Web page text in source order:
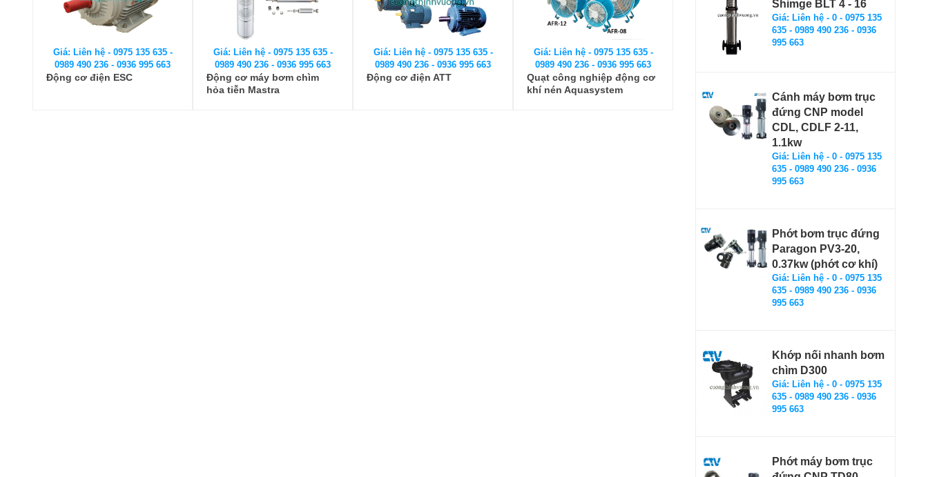
Giá: Liên hệ - 0975 135 635 -
0989 490 236 - 0936 995 663
Động cơ điện ESC
Giá: Liên hệ - 0975 135 635 -
0989 490 236 - 0936 995 663
Động cơ máy bơm chìm
hỏa tiễn Mastra
Giá: Liên hệ - 0975 135 635 -
0989 490 236 - 0936 995 663
Động cơ điện ATT
Giá: Liên hệ - 0975 135 635 -
0989 490 236 - 0936 995 663
Quạt công nghiệp động cơ
khí nén Aquasystem
Shimge BLT 4 - 16
Giá: Liên hệ - 0 - 0975 135
635 - 0989 490 236 - 0936
995 663
Cánh máy bơm trục
đứng CNP model
CDL, CDLF 2-11,
1.1kw
Giá: Liên hệ - 0 - 0975 135
635 - 0989 490 236 - 0936
995 663
Phớt bơm trục đứng
Paragon PV3-20,
0.37kw (phớt cơ khí)
Giá: Liên hệ - 0 - 0975 135
635 - 0989 490 236 - 0936
995 663
Khớp nối nhanh bơm
chìm D300
Giá: Liên hệ - 0 - 0975 135
635 - 0989 490 236 - 0936
995 663
Phớt máy bơm trục